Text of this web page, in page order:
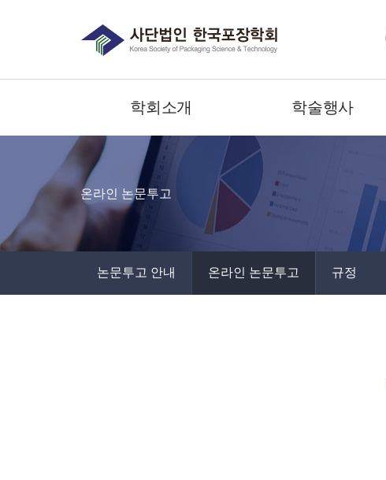
학회소개 학술행사
온라인 논문투고
논문투고 안내 온라인 논문투고 규정